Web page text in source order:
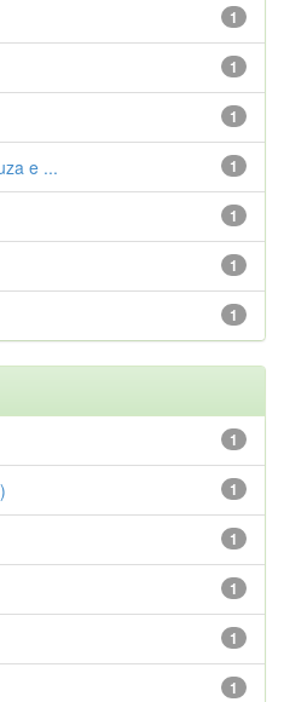
1
1
1
1
e ...
1
1
1
1
1
1
1
1
1